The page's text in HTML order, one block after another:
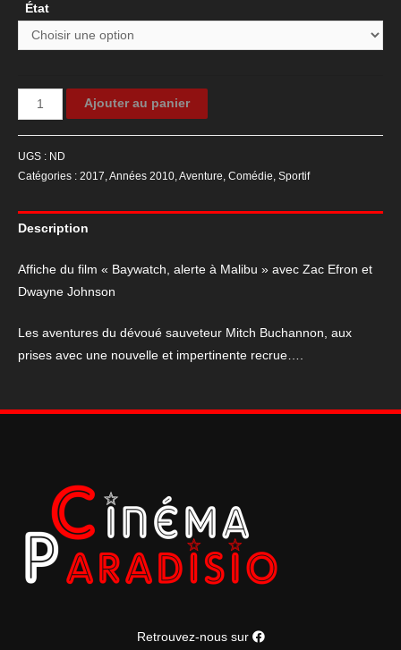
État
quantité
de
"Baywatch,
alerte
Malibu"
Ajouter au panier
UGS : ND
Catégories : 2017,Années 2010,Aventure, Comédie, Sportif
Description
Affiche du film « Baywatch, alerte à Malibu » avec Zac Efron et
Dwayne Johnson
Les aventures du dévoué sauveteur Mitch Buchannon, aux
prises avec une nouvelle et impertinente recrue….
Retrouvez-nous sur